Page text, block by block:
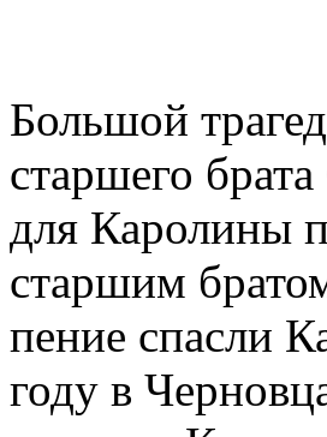
Большой
старшего
для Каролины
старшим
пение спасли
году в